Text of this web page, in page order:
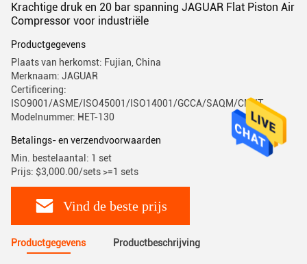
Krachtige druk en 20 bar spanning JAGUAR Flat Piston Air
Compressor voor industriële
Productgegevens
Plaats van herkomst: Fujian, China
Merknaam: JAGUAR
Certificering:
ISO9001/ASME/ISO45001/ISO14001/GCCA/SAQM/CMIIT
Modelnummer: HET-130
Betalings- en verzendvoorwaarden
Min. bestelaantal: 1 set
Prijs: $3,000.00/sets >=1 sets
Vind de beste prijs
Productgegevens Productbeschrijving